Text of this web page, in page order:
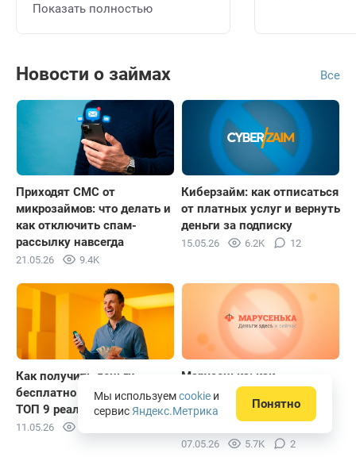
Показать полностью
Новости о займах Все
Приходят СМС от
микрозаймов: что делать и
как отключить спам-
рассылку навсегда
21.05.26 9.4K
Киберзайм: как отписаться
от платных услуг и вернуть
деньги за подписку
15.05.26 6.2K 12
Как получить деньги
бесплатно и без возврата:
ТОП 9 реальных способов
11.05.26
Марусенька: как
отписаться от платных
услуг и вернуть деньги за
07.05.26 5.7K 2
Мы используемcookie и
сервис Яндекс.Метрика Понятно